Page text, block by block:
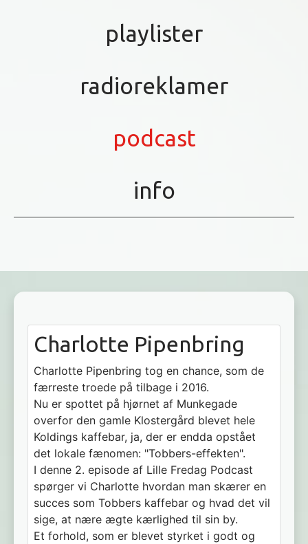
playlister
radioreklamer
podcast
info
Charlotte Pipenbring
Charlotte Pipenbring tog en chance, som de
færreste troede på tilbage i 2016.
Nu er spottet på hjørnet af Munkegade
overfor den gamle Klostergård blevet hele
Koldings kaffebar, ja, der er endda opstået
det lokale fænomen: "Tobbers-effekten".
I denne 2. episode af Lille Fredag Podcast
spørger vi Charlotte hvordan man skærer en
succes som Tobbers kaffebar og hvad det vil
sige, at nære ægte kærlighed til sin by.
Et forhold, som er blevet styrket i godt og